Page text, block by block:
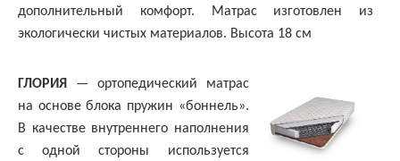
дополнительный комфорт. Матрас изготовлен из
экологически чистых материалов. Высота 18 см
ГЛОРИЯ — ортопедический матрас
на основе блока пружин «боннель».
В качестве внутреннего наполнения
с одной стороны используется